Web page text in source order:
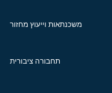
משכנתאות וייעוץ מחזור
תחבורה ציבורית